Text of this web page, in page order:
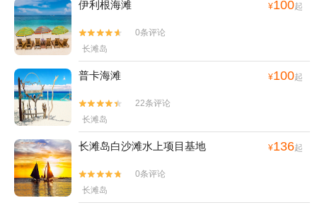
伊利根海滩 ¥100起


0条评论
长滩岛
普卡海滩 ¥100起


22条评论
长滩岛
长滩岛白沙滩水上项目基地 ¥136起


0条评论
长滩岛